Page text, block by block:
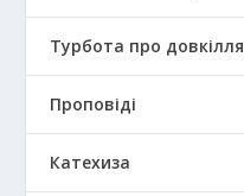
Турбота про довкілля
Проповіді
Катехиза